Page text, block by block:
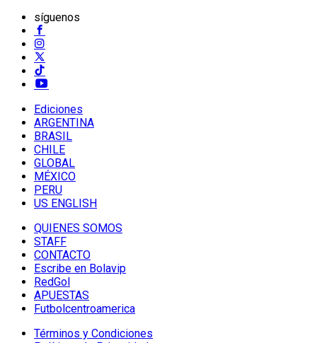
síguenos
Ediciones
ARGENTINA
BRASIL
CHILE
GLOBAL
MÉXICO
PERU
US ENGLISH
QUIENES SOMOS
STAFF
CONTACTO
Escribe en Bolavip
RedGol
APUESTAS
Futbolcentroamerica
Términos y Condiciones